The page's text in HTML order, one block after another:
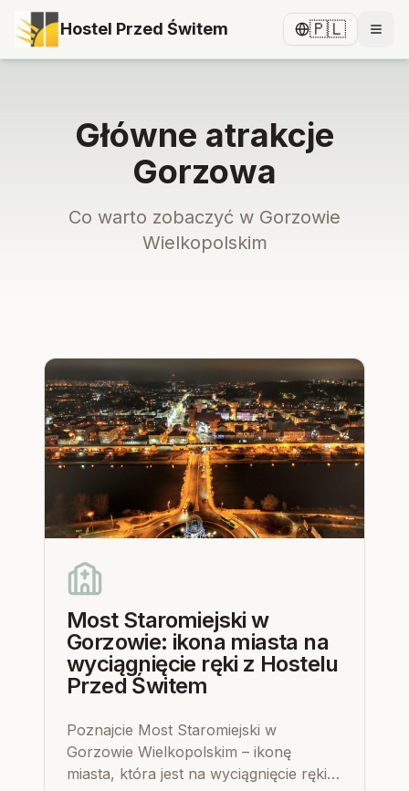
Hostel Przed Świtem 🇵🇱
Główne atrakcje
Gorzowa
Co warto zobaczyć w Gorzowie
Wielkopolskim
Most Staromiejski w
Gorzowie: ikona miasta na
wyciągnięcie ręki z Hostelu
Przed Świtem
Poznajcie Most Staromiejski w
Gorzowie Wielkopolskim – ikonę
miasta, która jest na wyciągnięcie ręki z